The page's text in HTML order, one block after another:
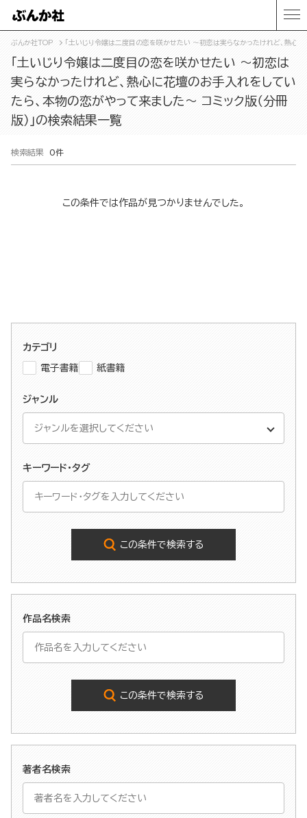
ぶんか社TOP 「土いじり令嬢は二度目の恋を咲かせたい ～初恋は実らなかったけれど、熱心
「土いじり令嬢は二度目の恋を咲かせたい ～初恋は
実らなかったけれど、熱心に花壇のお手入れをしてい
たら、本物の恋がやって来ました～ コミック版（分冊
版）」の検索結果一覧
検索結果 0件
この条件では作品が見つかりませんでした。
カテゴリ
電子書籍 紙書籍
ジャンル
キーワード・タグ
この条件で検索する
作品名検索
この条件で検索する
著者名検索